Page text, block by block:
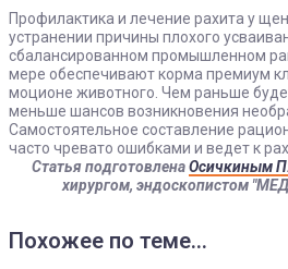
Профилактика и лечение рахита у
устранении причины плохого
сбалансированном промышленном
мере обеспечивают корма премиум
моционе животного. Чем раньше
меньше шансов возникновения
Самостоятельное составление
часто чревато ошибками и ведет к
Статья подготовленаОсичкиным
хирургом, эндоскопистом
Похожее по теме...